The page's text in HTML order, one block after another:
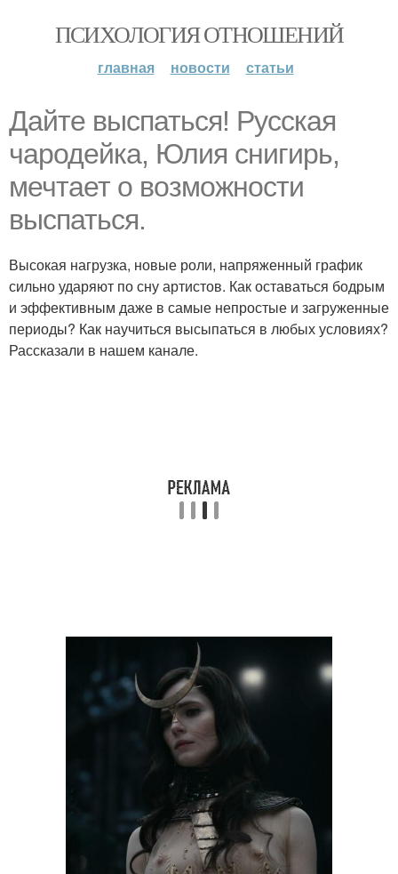
ПСИХОЛОГИЯ ОТНОШЕНИЙ
главная новости статьи
Дайте выспаться! Русская
чародейка, Юлия снигирь,
мечтает о возможности
выспаться.
Высокая нагрузка, новые роли, напряженный график
сильно ударяют по сну артистов. Как оставаться бодрым
и эффективным даже в самые непростые и загруженные
периоды? Как научиться высыпаться в любых условиях?
Рассказали в нашем канале.